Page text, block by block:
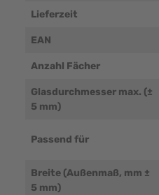
Lieferzeit
EAN
Anzahl Fächer
Glasdurchmesser max. (±
5 mm)
Passend für
Breite (Außenmaß, mm ±
5 mm)